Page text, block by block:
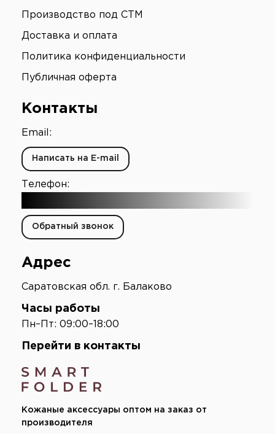
Кожаные аксессуары оптом на заказ от
производителя
Производство под СТМ
Доставка и оплата
Политика конфиденциальности
Публичная оферта
Контакты
Email:
Написать на E-mail
Телефон:
Обратный звонок
Адрес
Саратовская обл. г. Балаково
Часы работы
Пн–Пт: 09:00–18:00
Перейти в контакты